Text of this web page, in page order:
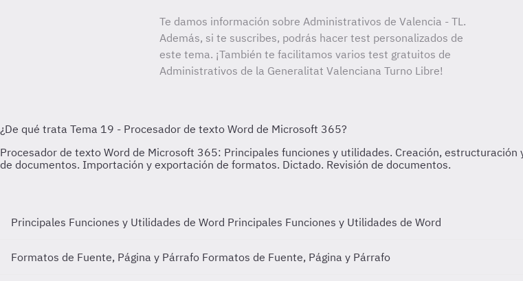
Te damos información sobre Administrativos de Valencia - TL.
Además, si te suscribes, podrás hacer test personalizados de
este tema. ¡También te facilitamos varios test gratuitos de
Administrativos de la Generalitat Valenciana Turno Libre!
Principales Funciones y Utilidades de Word Principales Funciones y Utilidades de Word
Formatos de Fuente, Página y Párrafo Formatos de Fuente, Página y Párrafo